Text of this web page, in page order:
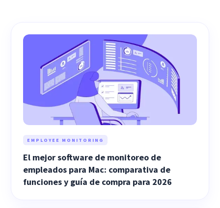
EMPLOYEE MONITORING
El mejor software de monitoreo de
empleados para Mac: comparativa de
funciones y guía de compra para 2026